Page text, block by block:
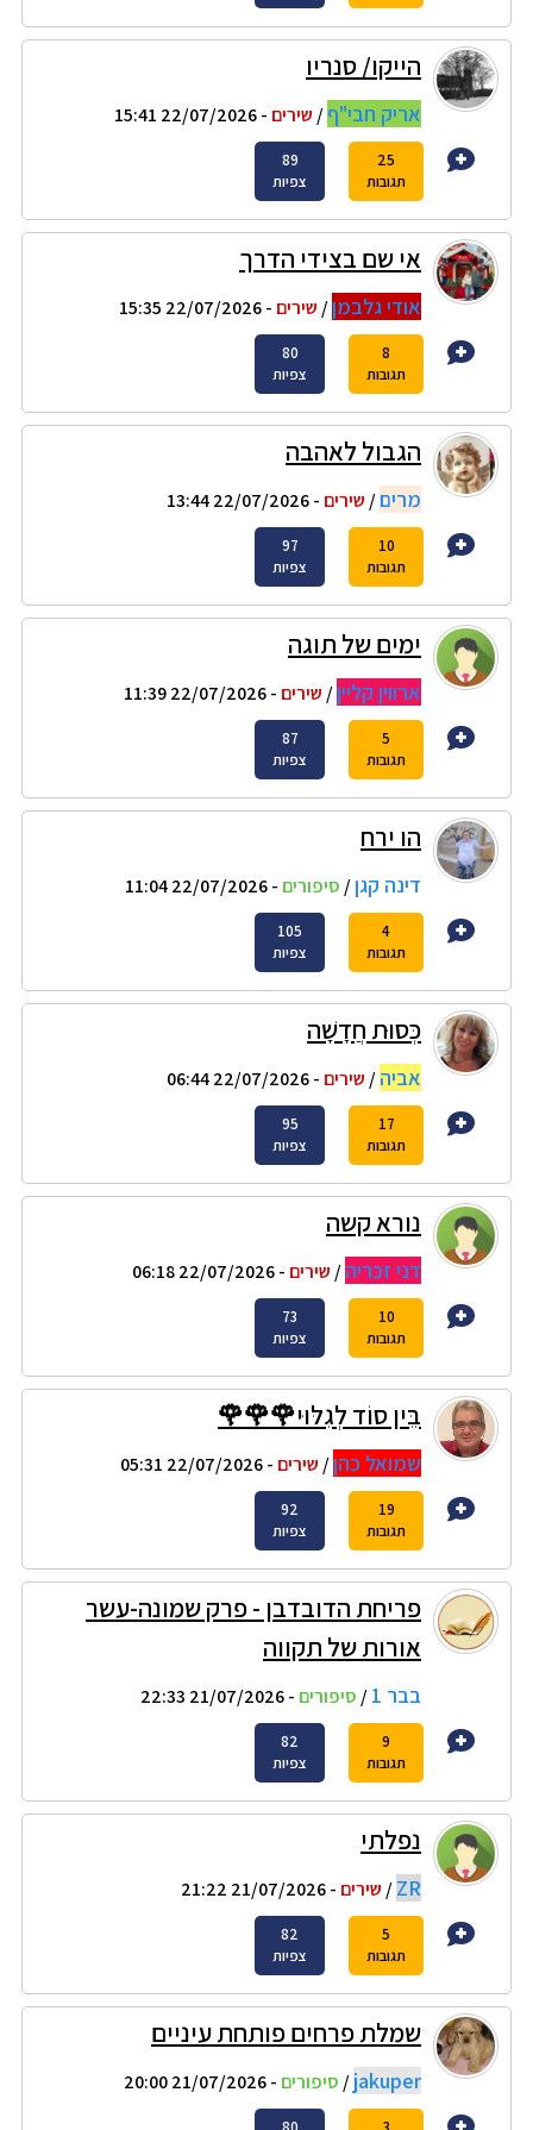
הייקו/ סנריו
אריק חבי"ף/ שירים - 22/07/2026 15:41
25
תגובות
89
צפיות
אי שם בצידי הדרך
אודי גלבמן/ שירים - 22/07/2026 15:35
8
תגובות
80
צפיות
הגבול לאהבה
מרים/ שירים - 22/07/2026 13:44
10
תגובות
97
צפיות
ימים של תוגה
ארווין קליין/ שירים - 22/07/2026 11:39
5
תגובות
87
צפיות
הו ירח
דינה קגן/ סיפורים - 22/07/2026 11:04
4
תגובות
105
צפיות
כְּסוּת חֲדָשָׁה
אביה/ שירים - 22/07/2026 06:44
17
תגובות
95
צפיות
נורא קשה
דני זכריה/ שירים - 22/07/2026 06:18
10
תגובות
73
צפיות
בֵּין סוֹד לְגִלּוּי🌹🌹🌹
שמואל כהן/ שירים - 22/07/2026 05:31
19
תגובות
92
צפיות
פריחת הדובדבן - פרק שמונה-עשר
אורות של תקווה
בבר 1 / סיפורים - 21/07/2026 22:33
9
תגובות
82
צפיות
נפלתי
ZR
/ שירים - 21/07/2026 21:22
5
תגובות
82
צפיות
שמלת פרחים פותחת עיניים
jakuper
/ סיפורים - 21/07/2026 20:00